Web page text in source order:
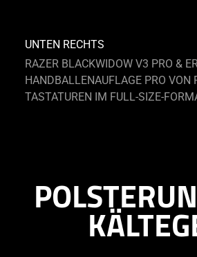
UNTEN RECHTS
RAZER BLACKWIDOW V3 PRO &
HANDBALLENAUFLAGE PRO VON
TASTATUREN IM FULL-SIZE-